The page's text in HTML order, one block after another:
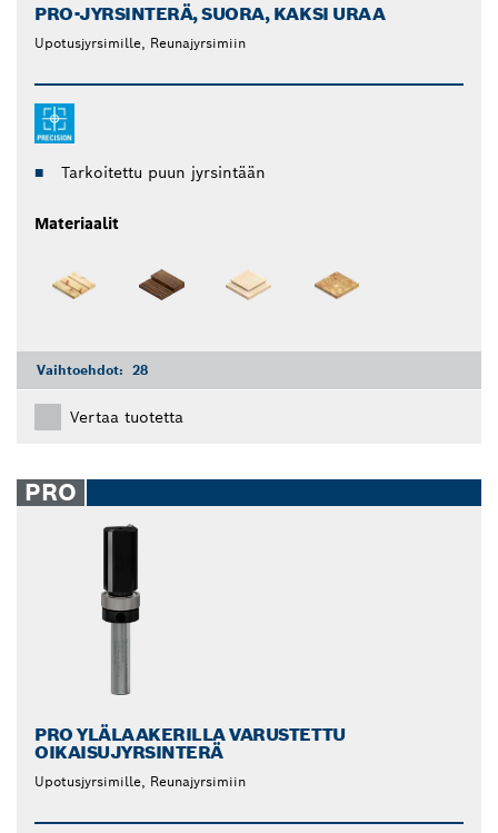
PRO-JYRSINTERÄ, SUORA, KAKSI URAA
Upotusjyrsimille, Reunajyrsimiin
Tarkoitettu puun jyrsintään
Materiaalit
Vaihtoehdot: 28
Vertaa tuotetta
PRO
PRO YLÄLAAKERILLA VARUSTETTU
OIKAISUJYRSINTERÄ
Upotusjyrsimille, Reunajyrsimiin